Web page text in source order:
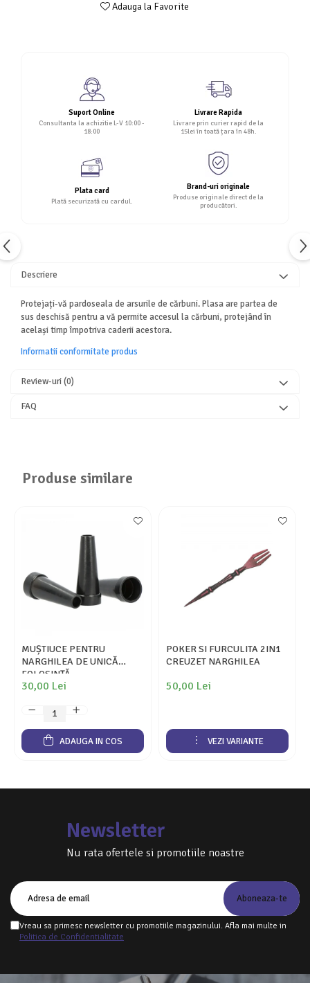
Adauga la Favorite
Suport Online
Consultanta la achizitie L-V 10:00 -
18:00
Livrare Rapida
Livrare prin curier rapid de la
15lei în toată țara în 48h.
Plata card
Plată securizată cu cardul.
Brand-uri originale
Produse originale direct de la
producători.
Descriere
Protejați-vă pardoseala de arsurile de cărbuni. Plasa are partea de
sus deschisă pentru a vă permite accesul la cărbuni, protejând în
același timp împotriva caderii acestora.
Informatii conformitate produs
Review-uri(0)
FAQ
Produse similare
MUȘTIUCE PENTRU
NARGHILEA DE UNICĂ
FOLOSINȚĂ
30,00 Lei
ADAUGA IN COS
POKER SI FURCULITA 2IN1
CREUZET NARGHILEA
50,00 Lei
VEZI VARIANTE
Newsletter
Nu rata ofertele si promotiile noastre
Vreau sa primesc newsletter cu promotiile magazinului. Afla mai multe in
Politica de Confidentialitate